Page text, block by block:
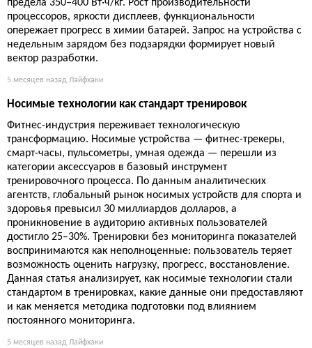
предела 350–400 Вт·ч/кг. Рост производительности
процессоров, яркости дисплеев, функциональности
опережает прогресс в химии батарей. Запрос на устройства с
недельным зарядом без подзарядки формирует новый
вектор разработки.
5 месяцев назад Лайфхаки
Носимые технологии как стандарт тренировок
Фитнес-индустрия переживает технологическую
трансформацию. Носимые устройства — фитнес-трекеры,
смарт-часы, пульсометры, умная одежда — перешли из
категории аксессуаров в базовый инструмент
тренировочного процесса. По данным аналитических
агентств, глобальный рынок носимых устройств для спорта и
здоровья превысил 30 миллиардов долларов, а
проникновение в аудиторию активных пользователей
достигло 25–30%. Тренировки без мониторинга показателей
воспринимаются как неполноценные: пользователь теряет
возможность оценить нагрузку, прогресс, восстановление.
Данная статья анализирует, как носимые технологии стали
стандартом в тренировках, какие данные они предоставляют
и как меняется методика подготовки под влиянием
постоянного мониторинга.
5 месяцев назад Лайфхаки